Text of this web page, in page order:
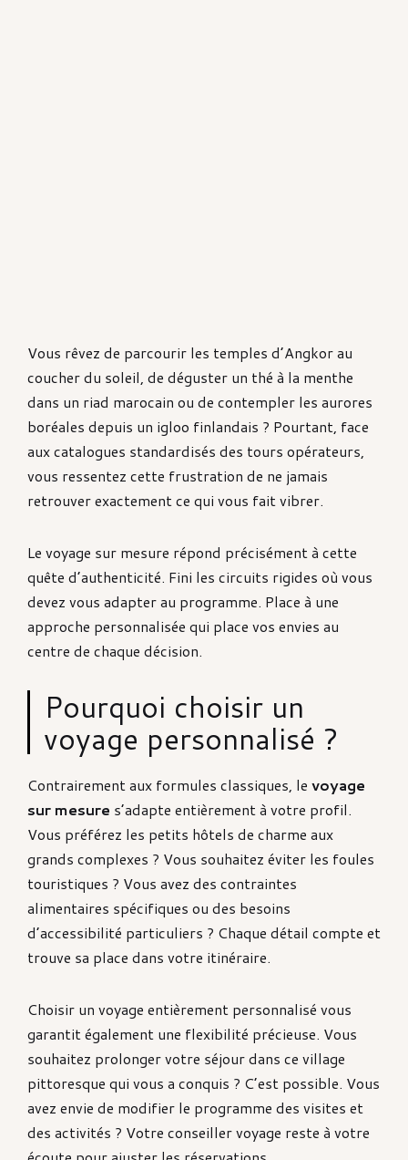
Vous rêvez de parcourir les temples d’Angkor au
coucher du soleil, de déguster un thé à la menthe
dans un riad marocain ou de contempler les aurores
boréales depuis un igloo finlandais ? Pourtant, face
aux catalogues standardisés des tours opérateurs,
vous ressentez cette frustration de ne jamais
retrouver exactement ce qui vous fait vibrer.
Le voyage sur mesure répond précisément à cette
quête d’authenticité. Fini les circuits rigides où vous
devez vous adapter au programme. Place à une
approche personnalisée qui place vos envies au
centre de chaque décision.
Pourquoi choisir un
voyage personnalisé ?
Contrairement aux formules classiques, le voyage
sur mesure s’adapte entièrement à votre profil.
Vous préférez les petits hôtels de charme aux
grands complexes ? Vous souhaitez éviter les foules
touristiques ? Vous avez des contraintes
alimentaires spécifiques ou des besoins
d’accessibilité particuliers ? Chaque détail compte et
trouve sa place dans votre itinéraire.
Choisir un voyage entièrement personnalisé vous
garantit également une flexibilité précieuse. Vous
souhaitez prolonger votre séjour dans ce village
pittoresque qui vous a conquis ? C’est possible. Vous
avez envie de modifier le programme des visites et
des activités ? Votre conseiller voyage reste à votre